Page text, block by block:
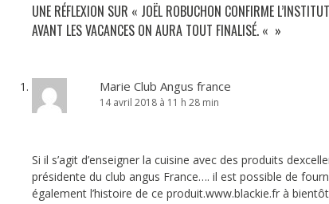
UNE RÉFLEXION SUR « JOËL ROBUCHON CONFIRME
AVANT LES VACANCES ON AURA TOUT FINALISÉ. « »
Marie Club Angus france
14 avril 2018 à 11 h 28 min
Si il s’agit d’enseigner la cuisine avec des produits
présidente du club angus France…. il est possible de
également l’histoire de ce produit.www.blackie.fr à bientôt